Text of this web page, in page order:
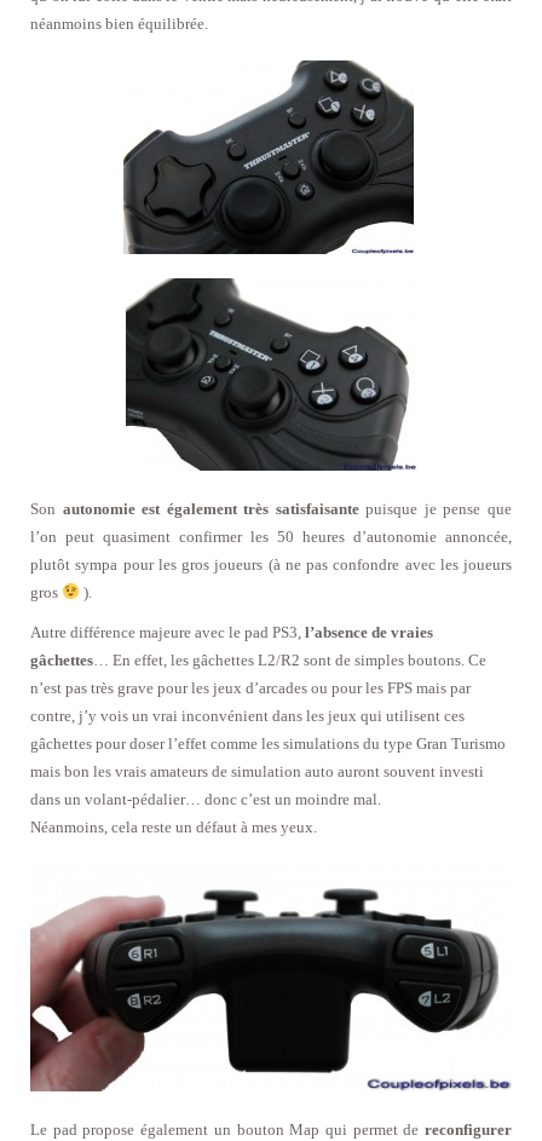
néanmoins bien équilibrée.
Son autonomie est également très satisfaisantepuisque je pense que
l’on peut quasiment confirmer les 50 heures d’autonomie annoncée,
plutôt sympa pour les gros joueurs (à ne pas confondre avec les joueurs
gros
).
Autre différence majeure avec le pad PS3, l’absence de vraies
gâchettes … En effet, les gâchettes L2/R2 sont de simples boutons. Ce
n’est pas très grave pour les jeux d’arcades ou pour les FPS mais par
contre, j’y vois un vrai inconvénient dans les jeux qui utilisent ces
gâchettes pour doser l’effet comme les simulations du type Gran Turismo
mais bon les vrais amateurs de simulation auto auront souvent investi
dans un volant-pédalier… donc c’est un moindre mal.
Néanmoins, cela reste un défaut à mes yeux.
Le pad propose également un bouton Map qui permet de reconfigurer